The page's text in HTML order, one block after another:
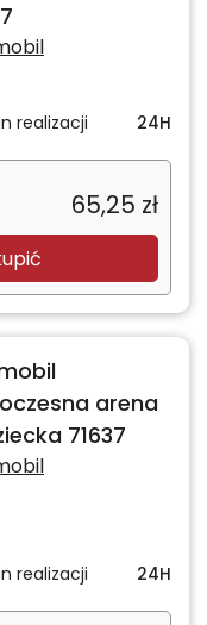
realizacji 24H
65,25 zł
arena
71637
realizacji 24H